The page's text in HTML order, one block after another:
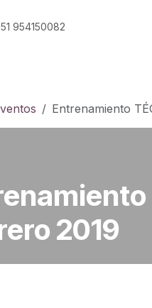
954150082
Entrenamiento
2019